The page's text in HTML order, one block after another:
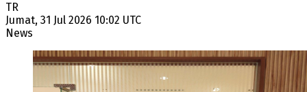
TR
Jumat, 31 Jul 2026 10:02 UTC
News